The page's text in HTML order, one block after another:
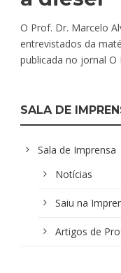
O Prof. Dr. Marcelo
entrevistados da
publicada no jornal O
SALA DE
Sala de Imprensa
Notícias
Saiu na
Artigos de